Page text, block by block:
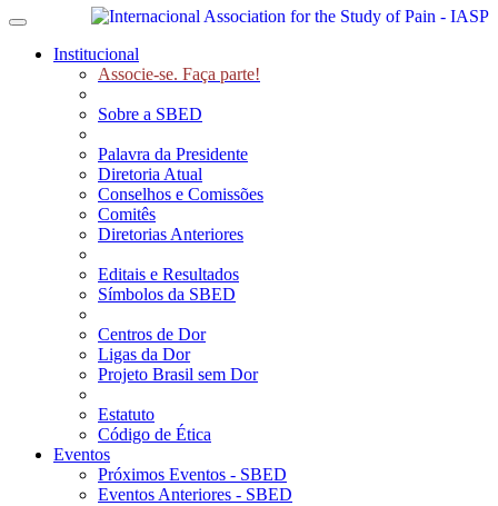
Toggle navigation
Institucional
Associe-se. Faça parte!
Sobre a SBED
Palavra da Presidente
Diretoria Atual
Conselhos e Comissões
Comitês
Diretorias Anteriores
Editais e Resultados
Símbolos da SBED
Centros de Dor
Ligas da Dor
Projeto Brasil sem Dor
Estatuto
Código de Ética
Eventos
Próximos Eventos - SBED
Eventos Anteriores - SBED